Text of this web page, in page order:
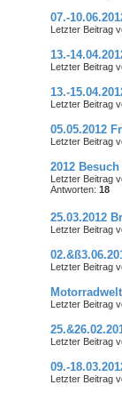
07.-
Letzter Beitrag
13.-
Letzter Beitrag
13.-
Letzter Beitrag
05.05.2012
Letzter Beitrag
2012
Letzter Beitrag
Antworten: 18
25.03.2012
Letzter Beitrag
Letzter Beitrag
Letzter Beitrag
Letzter Beitrag
09.-
Letzter Beitrag